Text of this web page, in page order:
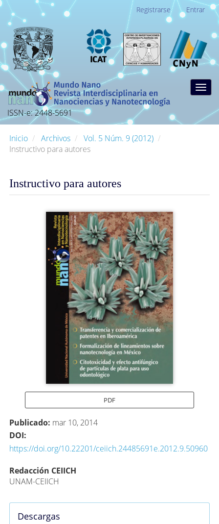
Navegación
principal
Contenido
principal
Barra
lateral
Registrarse Entrar
ISSN-e: 2448-5691
Inicio Archivos
Vol. 5 Núm. 9 (2012)
Instructivo para autores
Instructivo para autores
artículo
PDF
Publicado: mar 10, 2014
DOI:
https://doi.org/10.22201/ceiich.24485691e.2012.9.50960
Contenido
principal
del
artículo
Redacción CEIICH
UNAM-CEIICH
Descargas